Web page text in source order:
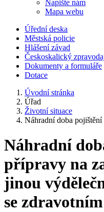
Napište nám
Mapa webu
Úřední deska
Městská policie
Hlášení závad
Českoskalický
Dokumenty a formuláře
Dotace
Úvodní stránka
Úřad
Životní situace
Náhradní doba
Náhradní
přípravy na
jinou
se